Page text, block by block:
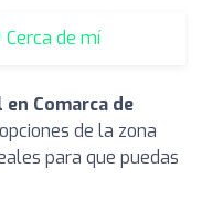
Cerca de mí
Comarca de
de la zona
para que puedas